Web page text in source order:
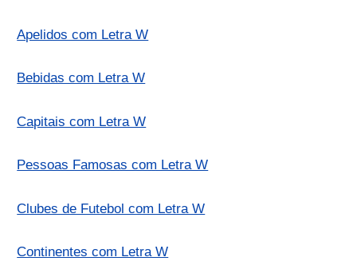
Apelidos com Letra W
Bebidas com Letra W
Capitais com Letra W
Pessoas Famosas com Letra W
Clubes de Futebol com Letra W
Continentes com Letra W